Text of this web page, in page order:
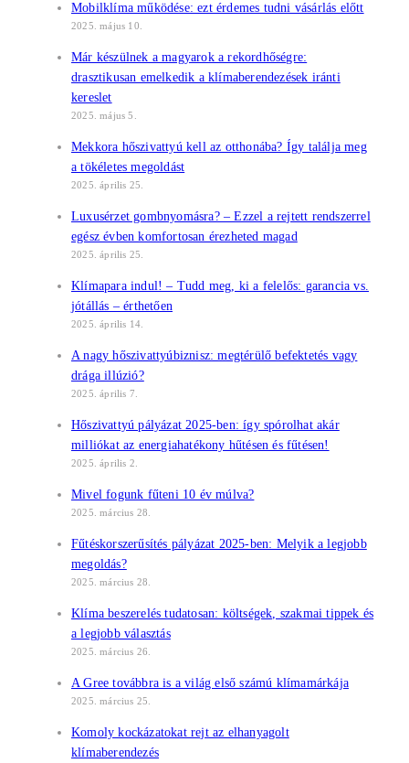
Mobilklíma működése: ezt érdemes tudni vásárlás előtt
2025. május 10.
Már készülnek a magyarok a rekordhőségre:
drasztikusan emelkedik a klímaberendezések iránti
kereslet
2025. május 5.
Mekkora hőszivattyú kell az otthonába? Így találja meg
a tökéletes megoldást
2025. április 25.
Luxusérzet gombnyomásra? – Ezzel a rejtett rendszerrel
egész évben komfortosan érezheted magad
2025. április 25.
Klímapara indul! – Tudd meg, ki a felelős: garancia vs.
jótállás – érthetően
2025. április 14.
A nagy hőszivattyúbiznisz: megtérülő befektetés vagy
drága illúzió?
2025. április 7.
Hőszivattyú pályázat 2025-ben: így spórolhat akár
milliókat az energiahatékony hűtésen és fűtésen!
2025. április 2.
Mivel fogunk fűteni 10 év múlva?
2025. március 28.
Fűtéskorszerűsítés pályázat 2025-ben: Melyik a legjobb
megoldás?
2025. március 28.
Klíma beszerelés tudatosan: költségek, szakmai tippek és
a legjobb választás
2025. március 26.
A Gree továbbra is a világ első számú klímamárkája
2025. március 25.
Komoly kockázatokat rejt az elhanyagolt
klímaberendezés